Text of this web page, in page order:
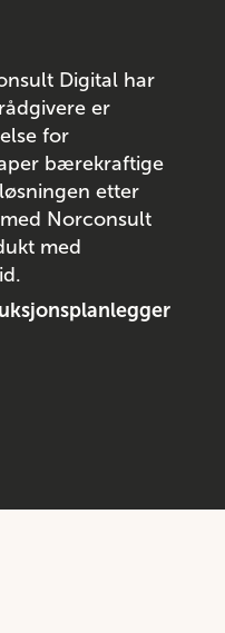
Digital har
er
for
bærekraftige
etter
Norconsult
med